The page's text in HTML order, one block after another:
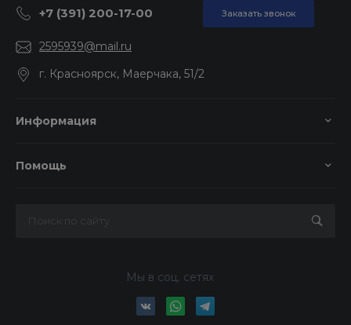
+7 (391) 200-17-00 Заказать звонок
2595939@mail.ru
г. Красноярск, Маерчака, 51/2
Информация
Помощь
Мы в соц. сетях